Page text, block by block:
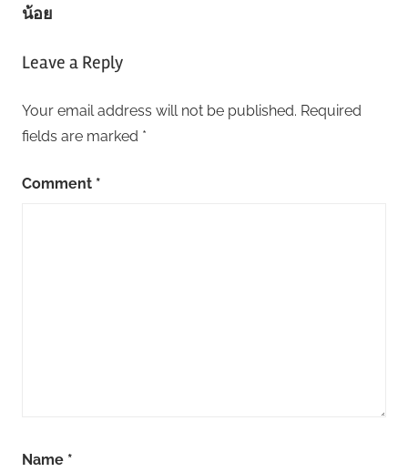
น้อย
Leave a Reply
Your email address will not be published. Required
fields are marked *
Comment *
Name *